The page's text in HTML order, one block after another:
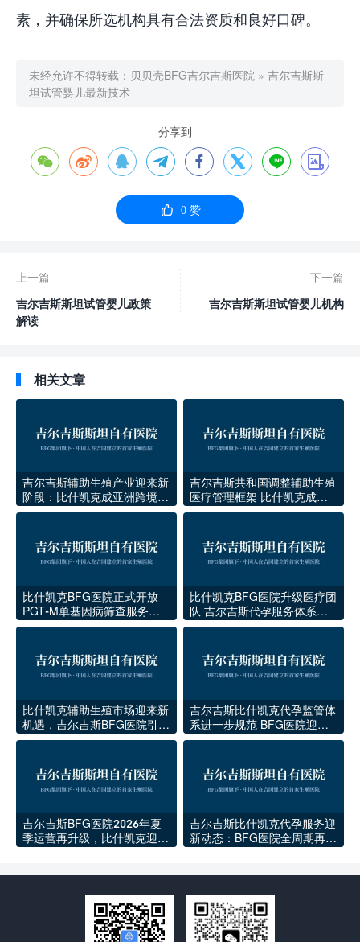
素，并确保所选机构具有合法资质和良好口碑。
未经允许不得转载： 贝贝壳BFG吉尔吉斯医院 » 吉尔吉斯斯
坦试管婴儿最新技术
分享到
       
 0赞
上一篇
吉尔吉斯斯坦试管婴儿政策
解读
下一篇
吉尔吉斯斯坦试管婴儿机构
相关文章
吉尔吉斯辅助生殖产业迎来新
阶段：比什凯克成亚洲跨境生
育医疗新枢纽
吉尔吉斯共和国调整辅助生殖
医疗管理框架 比什凯克成为
中亚地区外籍家庭就医枢纽地
比什凯克BFG医院正式开放
PGT-M单基因病筛查服务：
吉尔吉斯辅助生殖行业迎来技
比什凯克BFG医院升级医疗团
队 吉尔吉斯代孕服务体系再
提速
比什凯克辅助生殖市场迎来新
机遇，吉尔吉斯BFG医院引领
本地代孕医疗升级
吉尔吉斯比什凯克代孕监管体
系进一步规范 BFG医院迎来
稳定发展期
吉尔吉斯BFG医院2026年夏
季运营再升级，比什凯克迎来
吉尔吉斯比什凯克代孕服务迎
新动态：BFG医院全周期再升